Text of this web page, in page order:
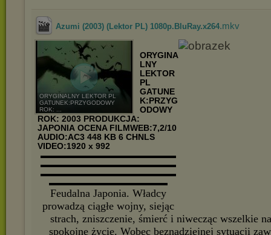
Azumi (2003) (Lektor PL) 1080p.BluRay.x264.mkv
ORYGINALNY LEKTOR PL
GATUNEK:PRZYGODOWY
ROK: ...
ORYGINA
LNY
LEKTOR
PL
GATUNE
K:PRZYG
ODOWY
ROK: 2003 PRODUKCJA:
JAPONIA OCENA FILMWEB:7,2/10
AUDIO:AC3 448 KB 6 CHNLS
VIDEO:1920 x 992
▬▬▬▬▬▬▬▬▬▬▬▬▬▬▬▬
▬▬▬▬▬▬▬▬▬▬▬▬▬▬▬▬
▬▬▬▬▬▬▬▬▬▬▬▬▬▬▬▬
▬▬▬▬▬▬▬▬▬▬▬▬▬▬
Feudalna Japonia. Władcy
prowadzą ciągłe wojny, siejąc
strach, zniszczenie, śmierć i niwecząc wszelkie
spokojne życie. Wobec beznadziejnej sytuacji